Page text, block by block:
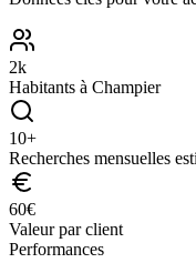
2k
Habitants à Champier
10+
Recherches mensuelles
60€
Valeur par client
Performances